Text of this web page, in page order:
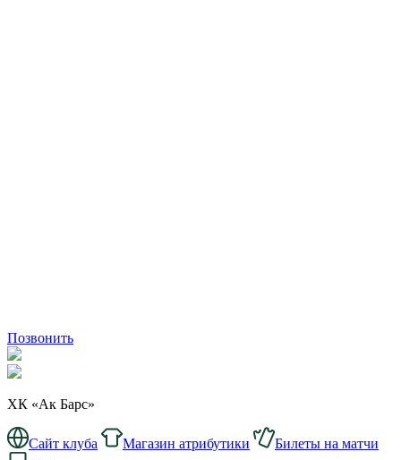
Позвонить
ХК «Ак Барс»
Сайт клуба Магазин атрибутики
Билеты на матчи